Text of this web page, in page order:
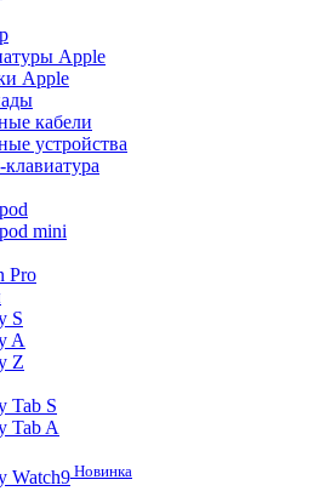
Apple
Apple
кабели
устройства
mini
Pro
S
A
Z
Tab S
Tab A
Watch9 Новинка